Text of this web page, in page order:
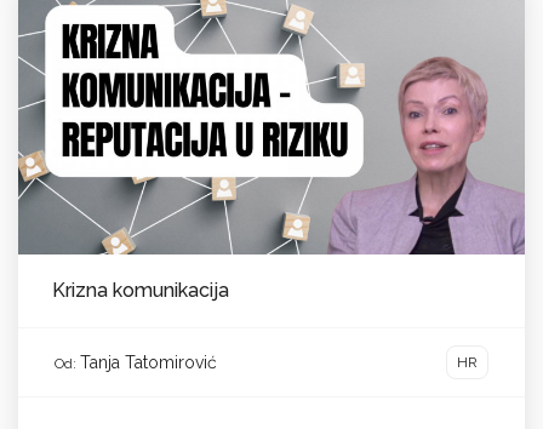
Krizna komunikacija
Od: Tanja Tatomirović HR